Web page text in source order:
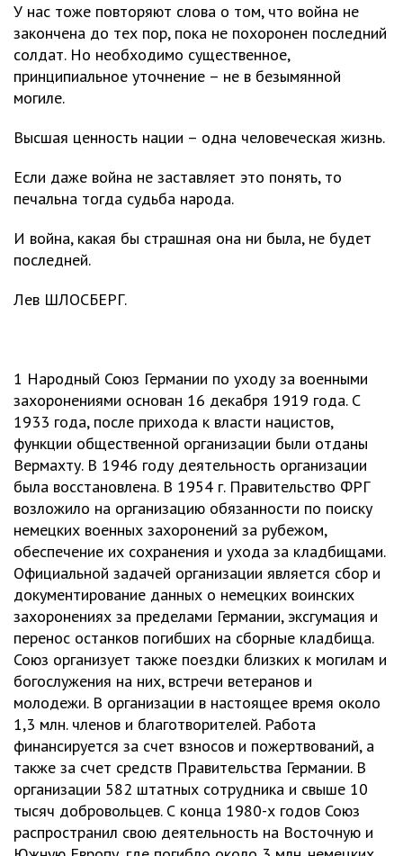
У нас тоже повторяют слова о том, что война не
закончена до тех пор, пока не похоронен последний
солдат. Но необходимо существенное,
принципиальное уточнение – не в безымянной
могиле.
Высшая ценность нации – одна человеческая жизнь.
Если даже война не заставляет это понять, то
печальна тогда судьба народа.
И война, какая бы страшная она ни была, не будет
последней.
Лев ШЛОСБЕРГ.
1 Народный Союз Германии по уходу за военными
захоронениями основан 16 декабря 1919 года. С
1933 года, после прихода к власти нацистов,
функции общественной организации были отданы
Вермахту. В 1946 году деятельность организации
была восстановлена. В 1954 г. Правительство ФРГ
возложило на организацию обязанности по поиску
немецких военных захоронений за рубежом,
обеспечение их сохранения и ухода за кладбищами.
Официальной задачей организации является сбор и
документирование данных о немецких воинских
захоронениях за пределами Германии, эксгумация и
перенос останков погибших на сборные кладбища.
Союз организует также поездки близких к могилам и
богослужения на них, встречи ветеранов и
молодежи. В организации в настоящее время около
1,3 млн. членов и благотворителей. Работа
финансируется за счет взносов и пожертвований, а
также за счет средств Правительства Германии. В
организации 582 штатных сотрудника и свыше 10
тысяч добровольцев. С конца 1980-х годов Союз
распространил свою деятельность на Восточную и